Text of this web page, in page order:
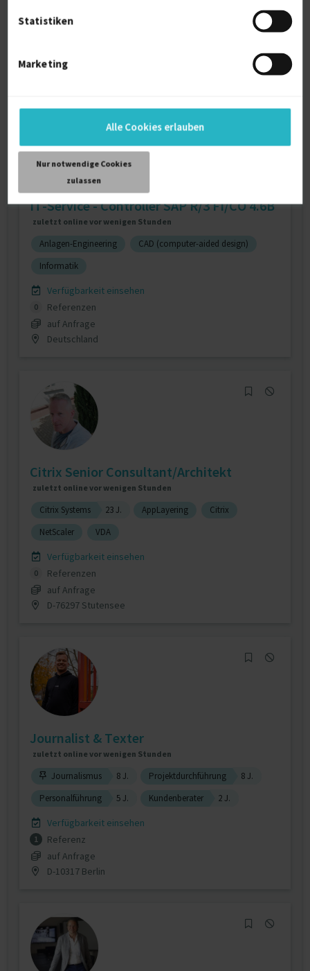
Statistiken
Marketing
Alle Cookies erlauben
Nur notwendige Cookies
zulassen
Verfügbarkeit einsehen
auf Anfrage
D-München
IT-Service - Controller SAP R/3 FI/CO 4.6B
zuletzt online vor wenigen Stunden
Anlagen-Engineering
CAD (computer-aided design)
Informatik
Verfügbarkeit einsehen
0
Referenzen
auf Anfrage
Deutschland
Citrix Senior Consultant/Architekt
zuletzt online vor wenigen Stunden
Citrix Systems 23 J. AppLayering
Citrix
NetScaler
VDA
Verfügbarkeit einsehen
0
Referenzen
auf Anfrage
D-76297 Stutensee
Journalist & Texter
zuletzt online vor wenigen Stunden
Journalismus 8 J. Projektdurchführung
8 J.
Personalführung
5 J. Kundenberater 2 J.
Verfügbarkeit einsehen
1
Referenz
auf Anfrage
D-10317 Berlin